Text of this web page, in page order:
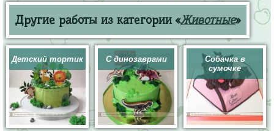
Другие работы из категории «Животные»
Детский тортик С динозаврами
Собачка в
сумочке